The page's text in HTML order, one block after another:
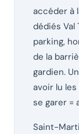
accéder à
dédiés Val
parking,
de la
gardien.
avoir lu
se garer =
Saint-